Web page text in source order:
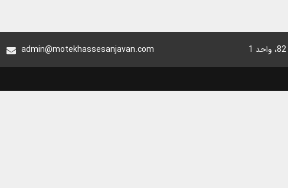
admin@motekhassesanjavan.com